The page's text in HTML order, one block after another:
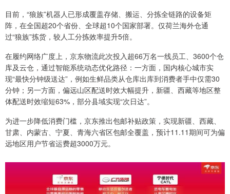
目前，“狼族”机器人已形成覆盖存储、搬运、分拣全链路的设备矩
阵，在全国超20个省份、全球超10个国家部署。仅荷兰海外仓通
过“狼族”拣货，较人工分拣效率提升5倍。
在履约网络广度上，京东物流此次投入超66万名一线员工、3600个仓
库及云仓，通过智能系统动态优化路径：一方面，国内核心城市实
现“最快分钟级送达”，例如生鲜品类从仓库出库到消费者手中仅需30
分钟；另一方面，偏远山区配送时效大幅提升，新疆、西藏等地区整
体配送时效缩短63%，部分县域实现“次日达”。
为进一步降低消费门槛，京东推出包邮补贴政策，实现新疆、西藏、
甘肃、内蒙古、宁夏、青海六省区包邮全覆盖，预计11.11期间可为偏
远地区用户节省运费超3000万元。